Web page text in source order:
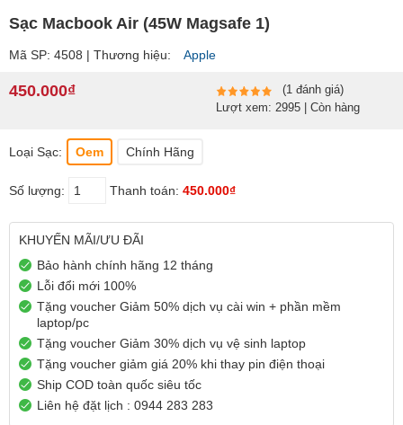
Sạc Macbook Air (45W Magsafe 1)
Mã SP: 4508 | Thương hiệu: Apple
450.000₫
(1 đánh giá)
Lượt xem: 2995 | Còn hàng
Loại Sạc: Oem Chính Hãng
Số lượng: Thanh toán: 450.000₫
KHUYẾN MÃI/ƯU ĐÃI
Bảo hành chính hãng 12 tháng
Lỗi đổi mới 100%
Tặng voucher Giảm 50% dịch vụ cài win + phần mềm
laptop/pc
Tặng voucher Giảm 30% dịch vụ vệ sinh laptop
Tặng voucher giảm giá 20% khi thay pin điện thoại
Ship COD toàn quốc siêu tốc
Liên hệ đặt lịch : 0944 283 283